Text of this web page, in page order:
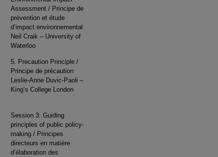
Assessment / Principe de
prévention et étude
d’impact environnemental
Neil Craik – University of
Waterloo
5. Precaution Principle /
Principe de précaution
Leslie-Anne Duvic-Paoli –
King’s College London
Session 3: Guiding
principles of public policy-
making / Principes
directeurs en matière
d’élaboration des